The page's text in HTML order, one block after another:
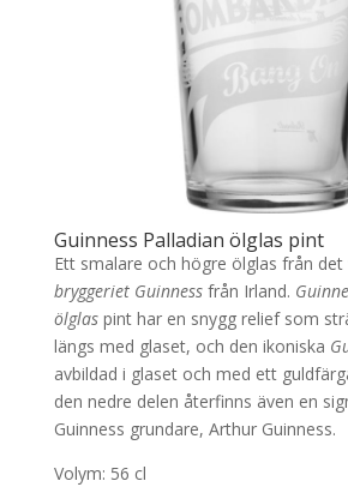
Guinness Palladian ölglas pint
Ett smalare och högre ölglas från det
bryggeriet Guinnessfrån Irland.
ölglaspint har en snygg relief som
längs med glaset, och den ikoniska
avbildad i glaset och med ett
den nedre delen återfinns även en
Guinness grundare, Arthur Guinness.
Volym: 56 cl